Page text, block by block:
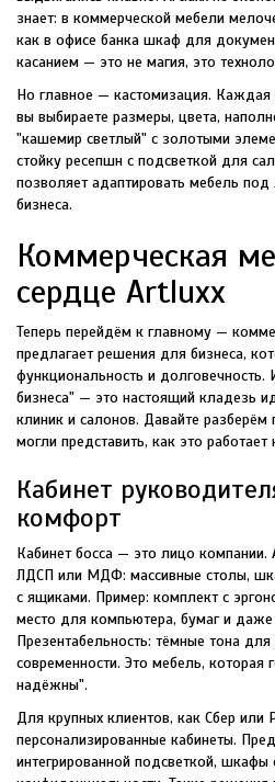
знает: в коммерческой мебели
как в офисе банка шкаф для
касанием — это не магия, это
Но главное — кастомизация. Каждая
вы выбираете размеры, цвета,
"кашемир светлый" с золотыми
стойку ресепшн с подсветкой для
позволяет адаптировать мебель
бизнеса.
Коммерческая
сердце Artluxx
Теперь перейдём к главному —
предлагает решения для бизнеса,
функциональность и
бизнеса" — это настоящий кладезь
клиник и салонов. Давайте разберём
могли представить, как это работает
Кабинет
комфорт
Кабинет босса — это лицо компании.
ЛДСП или МДФ: массивные столы,
с ящиками. Пример: комплект с
место для компьютера, бумаг и даже
Презентабельность: тёмные тона
современности. Это мебель,
надёжны".
Для крупных клиентов, как Сбер или
персонализированные кабинеты.
интегрированной подсветкой,